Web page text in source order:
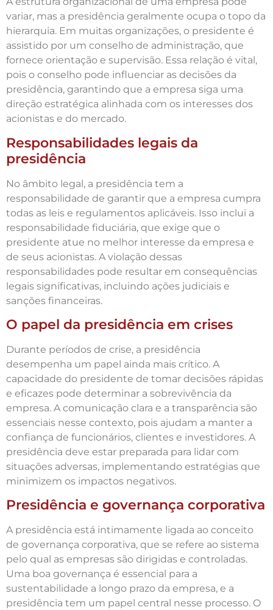
variar, mas a presidência geralmente ocupa o topo da
hierarquia. Em muitas organizações, o presidente é
assistido por um conselho de administração, que
fornece orientação e supervisão. Essa relação é vital,
pois o conselho pode influenciar as decisões da
presidência, garantindo que a empresa siga uma
direção estratégica alinhada com os interesses dos
acionistas e do mercado.
Responsabilidades legais da
presidência
No âmbito legal, a presidência tem a
responsabilidade de garantir que a empresa cumpra
todas as leis e regulamentos aplicáveis. Isso inclui a
responsabilidade fiduciária, que exige que o
presidente atue no melhor interesse da empresa e
de seus acionistas. A violação dessas
responsabilidades pode resultar em consequências
legais significativas, incluindo ações judiciais e
sanções financeiras.
O papel da presidência em crises
Durante períodos de crise, a presidência
desempenha um papel ainda mais crítico. A
capacidade do presidente de tomar decisões rápidas
e eficazes pode determinar a sobrevivência da
empresa. A comunicação clara e a transparência são
essenciais nesse contexto, pois ajudam a manter a
confiança de funcionários, clientes e investidores. A
presidência deve estar preparada para lidar com
situações adversas, implementando estratégias que
minimizem os impactos negativos.
Presidência e governança corporativa
A presidência está intimamente ligada ao conceito
de governança corporativa, que se refere ao sistema
pelo qual as empresas são dirigidas e controladas.
Uma boa governança é essencial para a
sustentabilidade a longo prazo da empresa, e a
presidência tem um papel central nesse processo. O